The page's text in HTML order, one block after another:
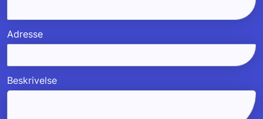
Adresse
Beskrivelse